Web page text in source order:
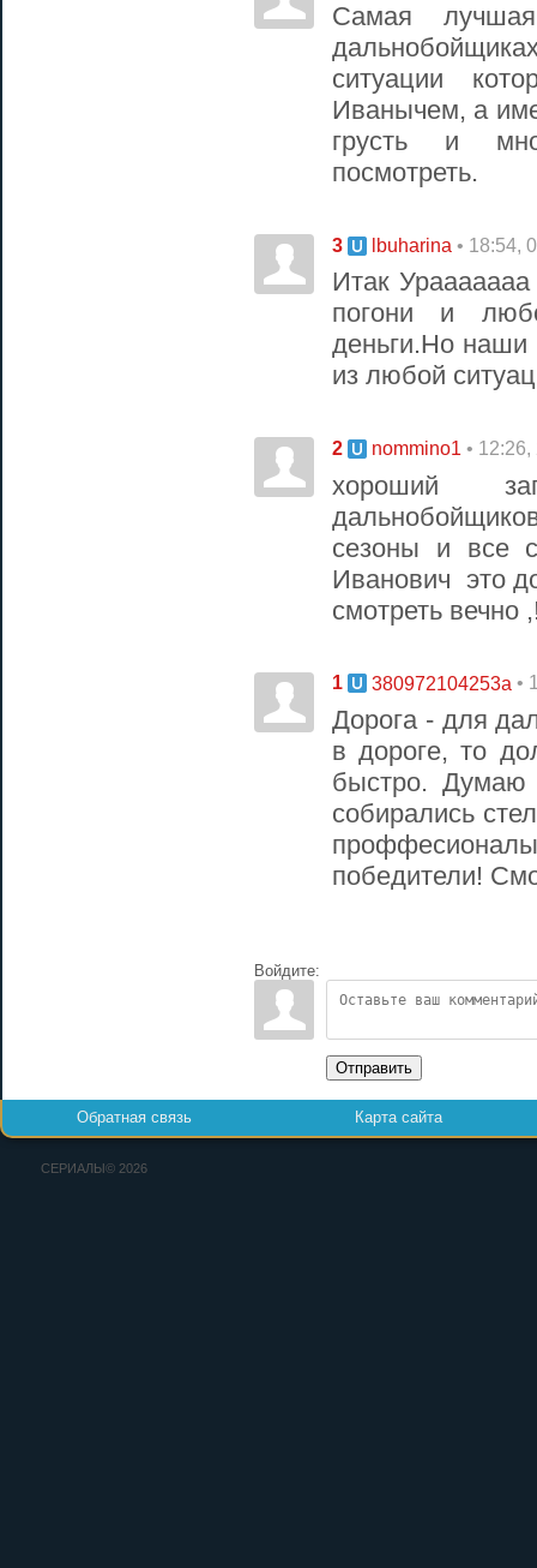
Самая
ситуации
Иванычем, а
грусть и
посмотреть.
3 lbuharina • 18:54,
Итак
погони и
деньги.Но наши
из любой
2 nommino1 •
хороший
сезоны и все
Иванович это
смотреть вечно
1 380972104253a •
Дорога - для
в дороге, то
быстро.
собирались
победители!
Войдите:
Отправить
Обратная связь Карта сайта
СЕРИАЛЫ© 2026